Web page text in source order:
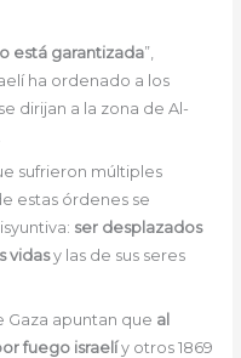
está garantizada”,
ha ordenado a los
dirijan a la zona de Al-
sufrieron múltiples
estas órdenes se
ser desplazados
vidasy las de sus seres
Gaza apuntan que al
fuego israelíy otros 1869